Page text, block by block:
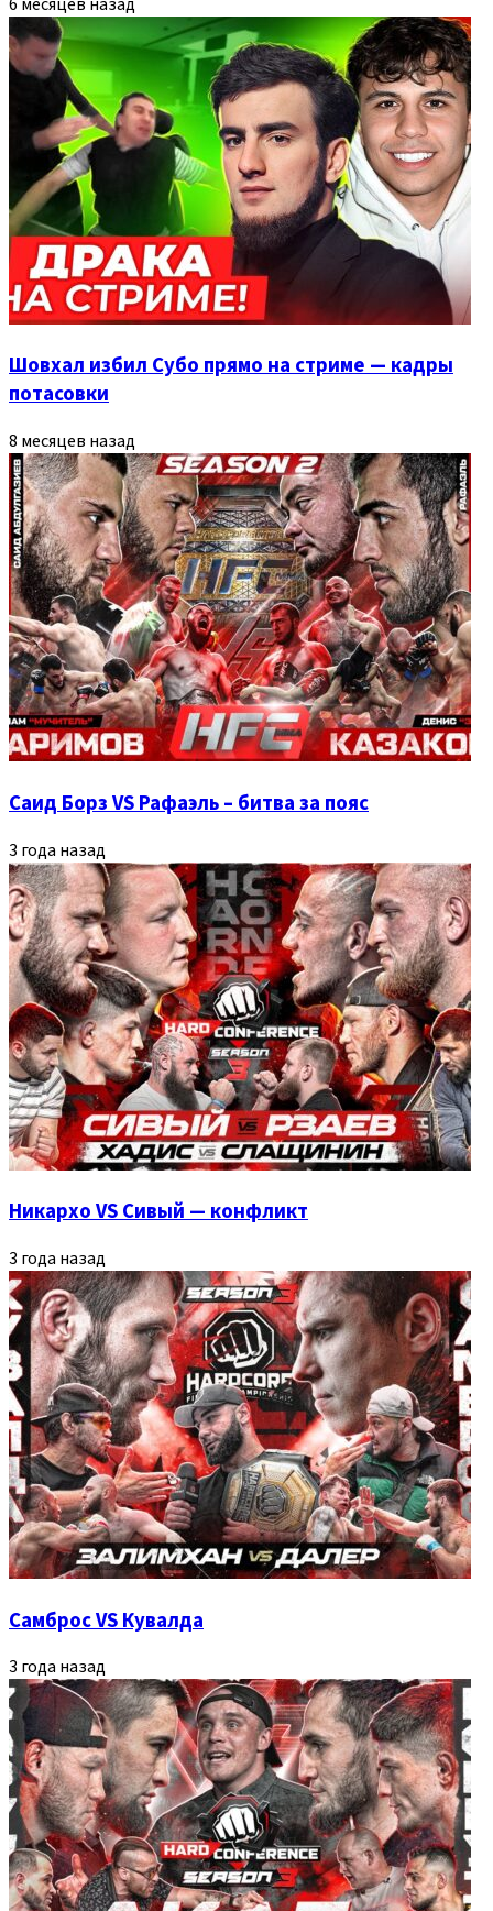
Шовхал избил Субо прямо на стриме — кадры
потасовки
8 месяцев назад
Саид Борз VS Рафаэль – битва за пояс
3 года назад
Никархо VS Сивый — конфликт
3 года назад
Самброс VS Кувалда
3 года назад